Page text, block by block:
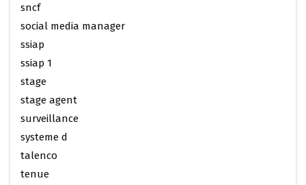
sncf
social media manager
ssiap
ssiap 1
stage
stage agent
surveillance
systeme d
talenco
tenue